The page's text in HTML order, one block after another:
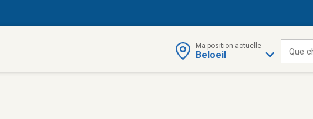
Ma position actuelle
Beloeil Que